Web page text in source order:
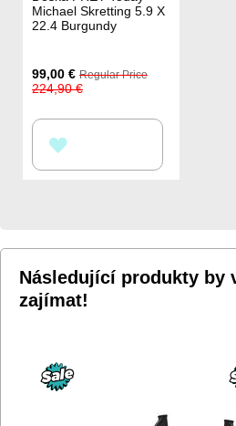
Michael Skretting 5.9 X
22.4 Burgundy
Special
Price
99,00 € Regular Price
224,90 €
K
Následující produkty by
zajímat!